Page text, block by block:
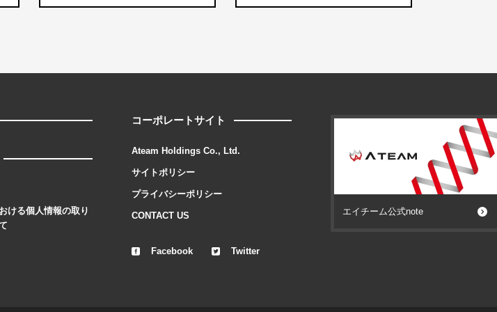
ける個人情報の取り
コーポレートサイト
Ateam Holdings Co., Ltd.
サイトポリシー
プライバシーポリシー
CONTACT US
Facebook Twitter
エイチーム公式note